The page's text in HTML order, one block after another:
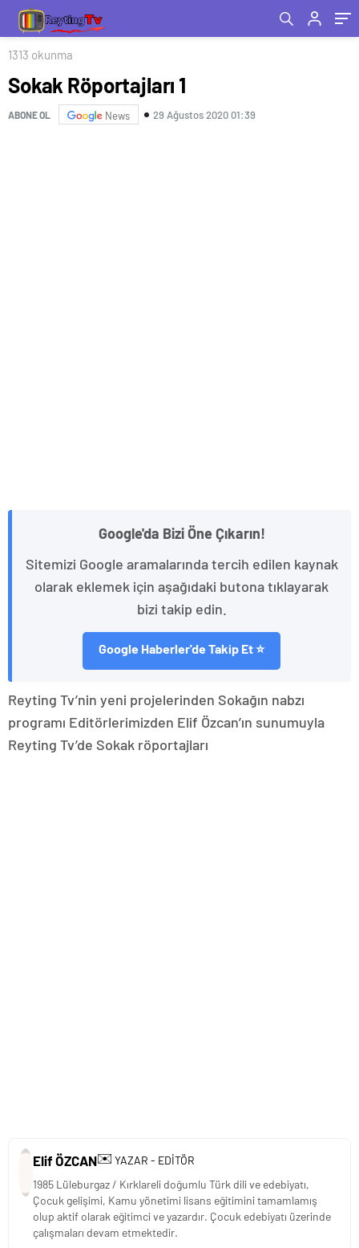
1313 okunma
Sokak Röportajları 1
ABONE OL News 29 Ağustos 2020 01:39
Google'da Bizi Öne Çıkarın!
Sitemizi Google aramalarında tercih edilen kaynak
olarak eklemek için aşağıdaki butona tıklayarak
bizi takip edin.
Google Haberler'de Takip Et ⭐
Reyting Tv’nin yeni projelerinden Sokağın nabzı
programı Editörlerimizden Elif Özcan’ın sunumuyla
Reyting Tv’de Sokak röportajları
Elif ÖZCAN✉️ YAZAR - EDİTÖR
1985 Lüleburgaz / Kırklareli doğumlu Türk dili ve edebiyatı,
Çocuk gelişimi, Kamu yönetimi lisans eğitimini tamamlamış
olup aktif olarak eğitimci ve yazardır. Çocuk edebiyatı üzerinde
çalışmaları devam etmektedir.